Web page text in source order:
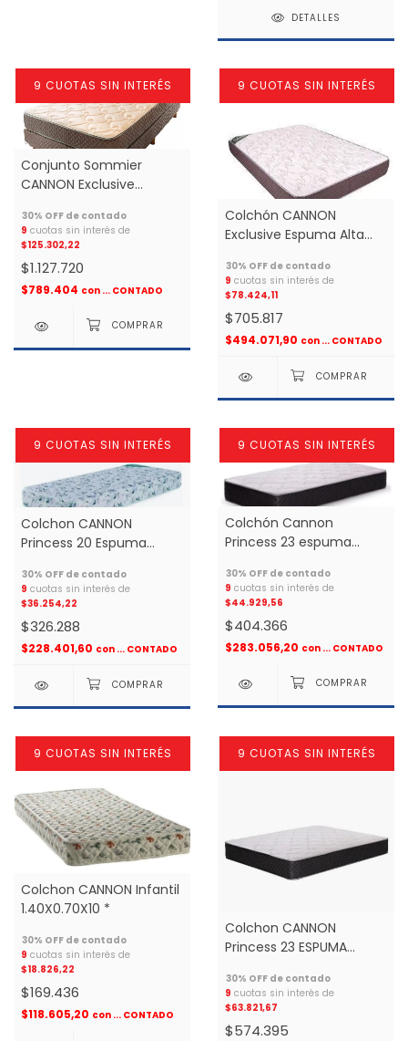
medida especial *
DETALLES
9 CUOTAS SIN INTERÉS
Conjunto Sommier
CANNON Exclusive
1.40x1.90 2 plazas *
9 cuotas sin interés de
$125.302,22
$1.127.720
$789.404 con ... CONTADO
9 CUOTAS SIN INTERÉS
Colchón CANNON
Exclusive Espuma Alta
plazas *
9 cuotas sin interés de
$78.424,11
$705.817
$494.071,90 con ... CONTADO
9 CUOTAS SIN INTERÉS
Colchon CANNON
Princess 20 Espuma
9 cuotas sin interés de
$36.254,22
$326.288
$228.401,60 con ... CONTADO
9 CUOTAS SIN INTERÉS
Colchón Cannon
Princess 23 espuma
9 cuotas sin interés de
$44.929,56
$404.366
$283.056,20 con ... CONTADO
9 CUOTAS SIN INTERÉS
Colchon CANNON Infantil
1.40X0.70X10 *
9 cuotas sin interés de
$18.826,22
$169.436
$118.605,20 con ... CONTADO
9 CUOTAS SIN INTERÉS
Colchon CANNON
Princess 23 ESPUMA
9 cuotas sin interés de
$63.821,67
$574.395